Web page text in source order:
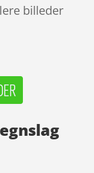
billeder